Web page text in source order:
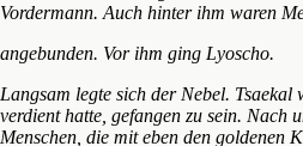
Vordermann. Auch hinter ihm waren
angebunden. Vor ihm ging Lyoscho.
Langsam legte sich der Nebel. Tsaekal
verdient hatte, gefangen zu sein. Nach
Menschen, die mit eben den goldenen